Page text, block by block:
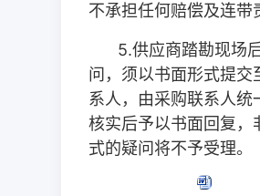
不承担任何赔偿及连带
5.供应商踏勘现场
问，须以书面形式提交
系人，由采购联系人统
核实后予以书面回复，
式的疑问将不予受理。